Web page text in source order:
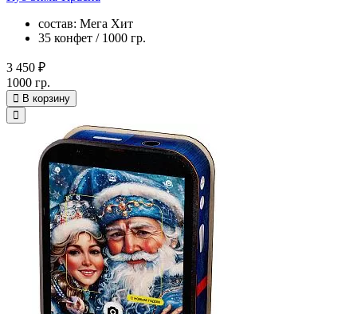
состав: Мега Хит
35 конфет / 1000 гр.
3 450 ₽
1000 гр.
В корзину